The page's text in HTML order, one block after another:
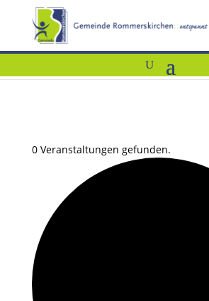
0 Veranstaltungen gefunden.